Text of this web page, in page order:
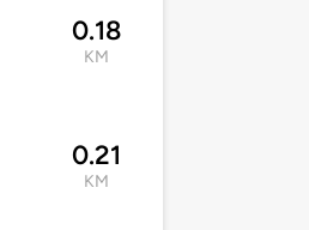
0.18
KM
0.21
KM